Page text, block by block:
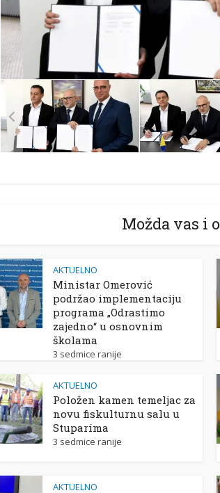
Možda vas i
AKTUELNO
Ministar Omerović
podržao implementaciju
programa „Odrastimo
zajedno“ u osnovnim
školama
3 sedmice ranije
AKTUELNO
Položen kamen temeljac za
novu fiskulturnu salu u
Stuparima
3 sedmice ranije
AKTUELNO